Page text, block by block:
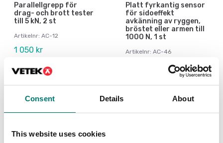
Consent Details About
This website uses cookies
Parallellgrepp för
drag- och brott tester
till 5 kN, 2 st
Artikelnr: AC-12
1 050 kr
Platt fyrkantig sensor
för sidoeffekt
avkänning av ryggen,
bröstet eller armen till
1000 N, 1 st
Artikelnr: AC-46